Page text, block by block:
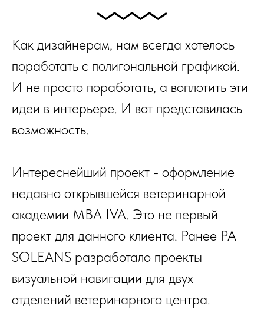
Как дизайнерам, нам всегда хотелось
поработать с полигональной графикой.
И не просто поработать, а воплотить эти
идеи в интерьере. И вот представилась
возможность.
Интереснейший проект - оформление
недавно открывшейся ветеринарной
академии MBA IVA. Это не первый
проект для данного клиента. Ранее PA
SOLEANS разработало проекты
визуальной навигации для двух
отделений ветеринарного центра.